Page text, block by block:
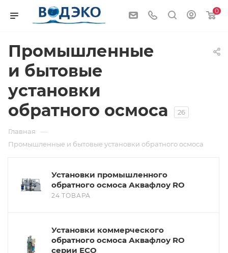
0
Промышленные
и бытовые
установки
обратного осмоса
26
Главная —
Промышленные и бытовые установки обратного осмоса
Установки промышленного
обратного осмоса Аквафлоу RO
24 ТОВАРА
Установки коммерческого
обратного осмоса Аквафлоу RO
серии ECO